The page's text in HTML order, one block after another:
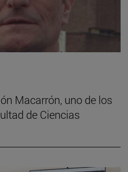
Macarrón, uno de los
de Ciencias